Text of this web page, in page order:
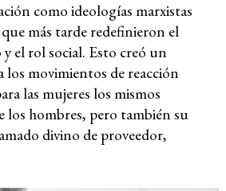
como ideologías marxistas
más tarde redefinieron el
el rol social. Esto creó un
movimientos de reacción
las mujeres los mismos
los hombres, pero también su
divino de proveedor,